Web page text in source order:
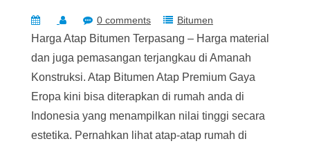
0 comments Bitumen
Harga Atap Bitumen Terpasang – Harga material
dan juga pemasangan terjangkau di Amanah
Konstruksi. Atap Bitumen Atap Premium Gaya
Eropa kini bisa diterapkan di rumah anda di
Indonesia yang menampilkan nilai tinggi secara
estetika. Pernahkan lihat atap-atap rumah di